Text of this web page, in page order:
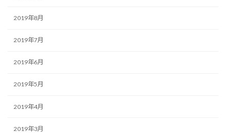
2019年8月
2019年7月
2019年6月
2019年5月
2019年4月
2019年3月